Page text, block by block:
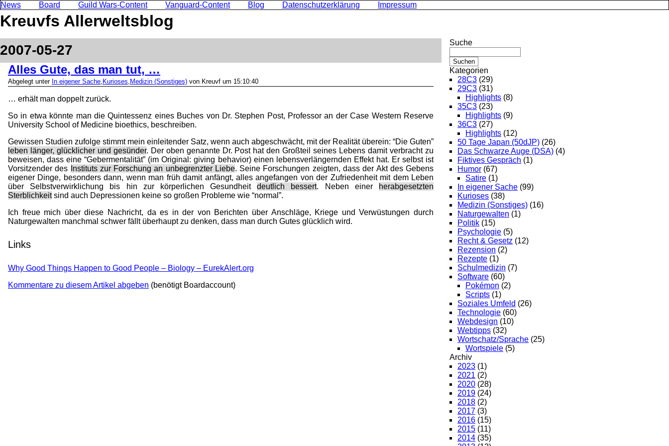
News Board Guild Wars-Content Vanguard-Content Blog Datenschutzerklärung Impressum
Kreuvfs Allerweltsblog
2007-05-27
Alles Gute, das man tut, …
Abgelegt unter In eigener Sache, Kurioses, Medizin (Sonstiges) von Kreuvf um 15:10:40
… erhält man doppelt zurück.
So in etwa könnte man die Quintessenz eines Buches von Dr. Stephen Post, Professor an der Case Western Reserve
University School of Medicine bioethics, beschreiben.
Gewissen Studien zufolge stimmt mein einleitender Satz, wenn auch abgeschwächt, mit der Realität überein: “Die Guten”
leben länger, glücklicher und gesünder. Der oben genannte Dr. Post hat den Großteil seines Lebens damit verbracht zu
beweisen, dass eine “Gebermentalität” (im Original: giving behavior) einen lebensverlängernden Effekt hat. Er selbst ist
Vorsitzender des
Instituts zur Forschung an unbegrenzter Liebe. Seine Forschungen zeigten, dass der Akt des Gebens
eigener Dinge, besonders dann, wenn man früh damit anfängt, alles angefangen von der Zufriedenheit mit dem Leben
über Selbstverwirklichung bis hin zur körperlichen Gesundheitdeutlich bessert. Neben einer
herabgesetzten
Sterblichkeitsind auch Depressionen keine so großen Probleme wie “normal”.
Ich freue mich über diese Nachricht, da es in der von Berichten über Anschläge, Kriege und Verwüstungen durch
Naturgewalten manchmal schwer fällt überhaupt zu denken, dass man durch Gutes glücklich wird.
Links
Why Good Things Happen to Good People – Biology – EurekAlert.org
Kommentare zu diesem Artikel abgeben (benötigt Boardaccount)
Suche
Kategorien
28C3 (29)
29C3 (31)
Highlights (8)
35C3 (23)
Highlights (9)
36C3 (27)
Highlights (12)
50 Tage Japan (50dJP) (26)
Das Schwarze Auge (DSA) (4)
Fiktives Gespräch (1)
Humor (67)
Satire (1)
In eigener Sache (99)
Kurioses (38)
Medizin (Sonstiges) (16)
Naturgewalten (1)
Politik (15)
Psychologie (5)
Recht & Gesetz (12)
Rezension (2)
Rezepte (1)
Schulmedizin (7)
Software (60)
Pokémon (2)
Scripts (1)
Soziales Umfeld (26)
Technologie (60)
Webdesign (10)
Webtipps (32)
Wortschatz/Sprache (25)
Wortspiele (5)
Archiv
2023 (1)
2021 (2)
2020 (28)
2019 (24)
2018 (2)
2017 (3)
2016 (15)
2015 (11)
2014 (35)